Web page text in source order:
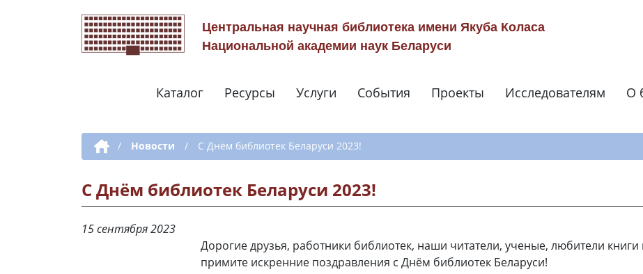
Центральная научная библиотека имени Якуба Коласа
Национальной академии наук Беларуси
Навигация по сайту
Каталог Ресурсы Услуги События Проекты Исследователям О
Дополнительная навигация
/ Новости / С Днём библиотек Беларуси 2023!
С Днём библиотек Беларуси 2023!
15 сентября 2023
Дорогие друзья, работники библиотек, наши читатели, ученые, любители книги
примите искренние поздравления с Днём библиотек Беларуси!